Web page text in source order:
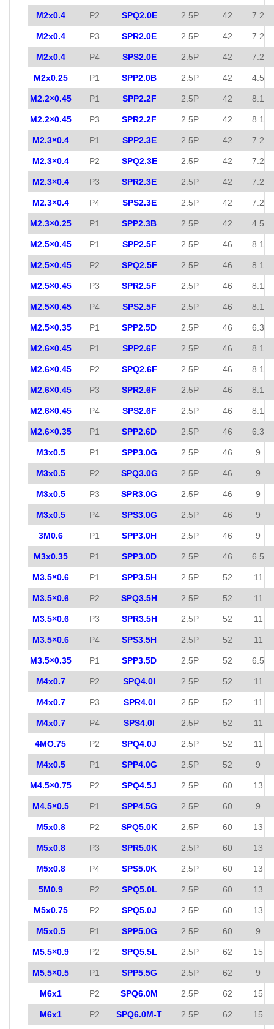
M2x0.4 P2 SPQ2.0E 2.5P 42 7.2
M2x0.4 P3 SPR2.0E 2.5P 42 7.2
M2x0.4 P4 SPS2.0E 2.5P 42 7.2
M2x0.25 P1 SPP2.0B 2.5P 42 4.5
M2.2×0.45 P1 SPP2.2F 2.5P 42 8.1
M2.2×0.45 P3 SPR2.2F 2.5P 42 8.1
M2.3×0.4 P1 SPP2.3E 2.5P 42 7.2
M2.3×0.4 P2 SPQ2.3E 2.5P 42 7.2
M2.3×0.4 P3 SPR2.3E 2.5P 42 7.2
M2.3×0.4 P4 SPS2.3E 2.5P 42 7.2
M2.3×0.25 P1 SPP2.3B 2.5P 42 4.5
M2.5×0.45 P1 SPP2.5F 2.5P 46 8.1
M2.5×0.45 P2 SPQ2.5F 2.5P 46 8.1
M2.5×0.45 P3 SPR2.5F 2.5P 46 8.1
M2.5×0.45 P4 SPS2.5F 2.5P 46 8.1
M2.5×0.35 P1 SPP2.5D 2.5P 46 6.3
M2.6×0.45 P1 SPP2.6F 2.5P 46 8.1
M2.6×0.45 P2 SPQ2.6F 2.5P 46 8.1
M2.6×0.45 P3 SPR2.6F 2.5P 46 8.1
M2.6×0.45 P4 SPS2.6F 2.5P 46 8.1
M2.6×0.35 P1 SPP2.6D 2.5P 46 6.3
M3x0.5 P1 SPP3.0G 2.5P 46 9
M3x0.5 P2 SPQ3.0G 2.5P 46 9
M3x0.5 P3 SPR3.0G 2.5P 46 9
M3x0.5 P4 SPS3.0G 2.5P 46 9
3M0.6 P1 SPP3.0H 2.5P 46 9
M3x0.35 P1 SPP3.0D 2.5P 46 6.5
M3.5×0.6 P1 SPP3.5H 2.5P 52 11
M3.5×0.6 P2 SPQ3.5H 2.5P 52 11
M3.5×0.6 P3 SPR3.5H 2.5P 52 11
M3.5×0.6 P4 SPS3.5H 2.5P 52 11
M3.5×0.35 P1 SPP3.5D 2.5P 52 6.5
M4x0.7 P2 SPQ4.0I 2.5P 52 11
M4x0.7 P3 SPR4.0I 2.5P 52 11
M4x0.7 P4 SPS4.0I 2.5P 52 11
4MO.75 P2 SPQ4.0J 2.5P 52 11
M4x0.5 P1 SPP4.0G 2.5P 52 9
M4.5×0.75 P2 SPQ4.5J 2.5P 60 13
M4.5×0.5 P1 SPP4.5G 2.5P 60 9
M5x0.8 P2 SPQ5.0K 2.5P 60 13
M5x0.8 P3 SPR5.0K 2.5P 60 13
M5x0.8 P4 SPS5.0K 2.5P 60 13
5M0.9 P2 SPQ5.0L 2.5P 60 13
M5x0.75 P2 SPQ5.0J 2.5P 60 13
M5x0.5 P1 SPP5.0G 2.5P 60 9
M5.5×0.9 P2 SPQ5.5L 2.5P 62 15
M5.5×0.5 P1 SPP5.5G 2.5P 62 9
M6x1 P2 SPQ6.0M 2.5P 62 15
M6x1 P2 SPQ6.0M-T 2.5P 62 15